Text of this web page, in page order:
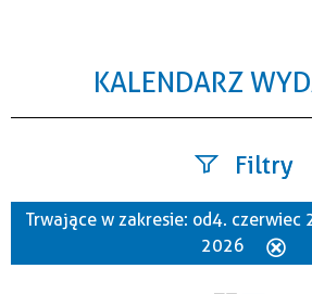
KALENDARZ
Filtry
Szukana fraza
Trwające w zakresie: od 4. czerwiec
2026